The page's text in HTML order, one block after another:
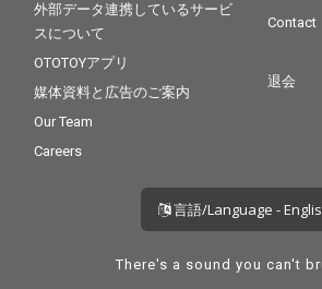
外部データ連携しているサービ
スについて
OTOTOYアプリ
媒体資料と広告のご案内
Our Team
Careers
Contact
退会
言語/Language -
There's a sound you can't